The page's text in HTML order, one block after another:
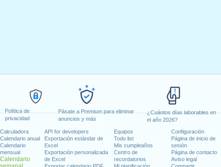
Política de
privacidad
Pásate a Premium para eliminar
anuncios y más
¿Cuántos días laborables en
el año 2026?
Calculadora
Calendario anual
Calendario
mensual
Calendario
API for developers
Exportación estándar de
Excel
Exportación personalizada
de Excel
Equipos
Todo list
Mis cumpleaños
Centro de
recordatorios
Configuración
Página de inicio de
sesión
Página de contacto
Aviso legal